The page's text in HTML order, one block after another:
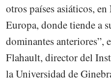
otros países asiáticos,
Europa, donde tiende a
dominantes
Flahault, director del
la Universidad de